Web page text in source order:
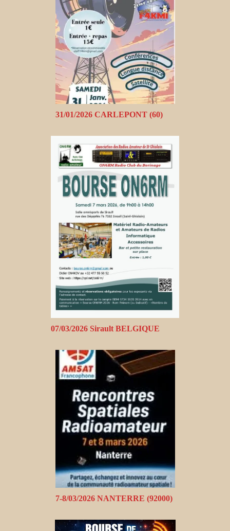
31/01/2026 CARLEPONT (60)
07/03/2026 Sirault BELGIQUE
7-8/03/2026 NANTERRE (92000)